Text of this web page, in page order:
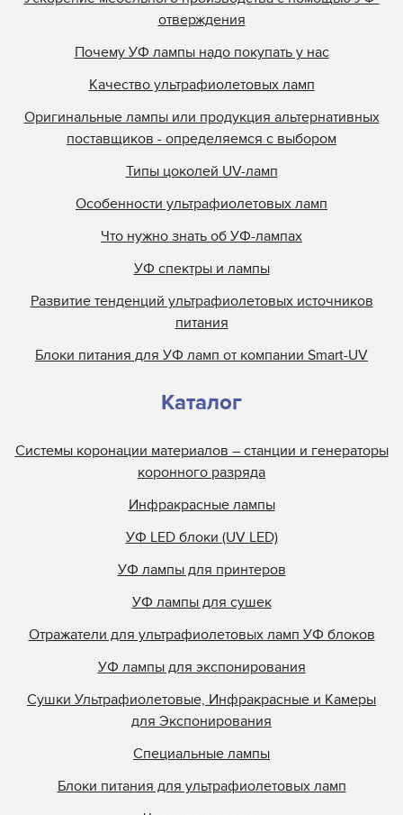
Kopack
Kuehnast
Lamin
Lamp Tech
LCD Lighting
Loctite
Mark Andy
Metal Box
Metronic
Miltec
Nilpeter
Objet
Online Energy
Philips
Polarlamp
Polytype
Primarc
Prime UV
Quality Discount Pre
Research Inc.
Samlink
Singulus
Southern Lamps
отверждения
Почему УФ лампы надо покупать у нас
Качество ультрафиолетовых ламп
Оригинальные лампы или продукция альтернативных
поставщиков - определяемся с выбором
Типы цоколей UV-ламп
Особенности ультрафиолетовых ламп
Что нужно знать об УФ-лампах
УФ спектры и лампы
Развитие тенденций ультрафиолетовых источников
питания
Блоки питания для УФ ламп от компании Smart-UV
Каталог
Системы коронации материалов – станции и генераторы
коронного разряда
Инфракрасные лампы
УФ LED блоки (UV LED)
УФ лампы для принтеров
УФ лампы для сушек
Отражатели для ультрафиолетовых ламп УФ блоков
УФ лампы для экспонирования
Сушки Ультрафиолетовые, Инфракрасные и Камеры
для Экспонирования
Специальные лампы
Блоки питания для ультрафиолетовых ламп